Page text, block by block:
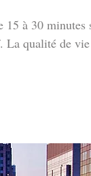
15 à 30
La qualité de